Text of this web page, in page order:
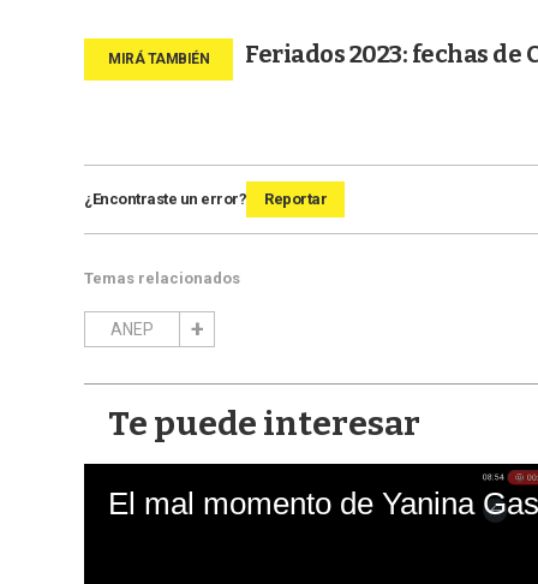
Feriados 2023: fechas de
¿Encontraste un error? Reportar
Temas relacionados
ANEP
Te puede interesar